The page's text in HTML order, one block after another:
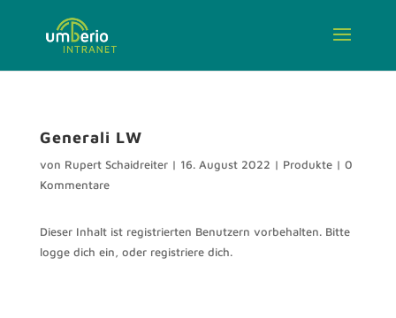
Generali LW
von Rupert Schaidreiter| 16. August 2022 | Produkte| 0
Kommentare
Dieser Inhalt ist registrierten Benutzern vorbehalten. Bitte
logge dich ein, oder registriere dich.